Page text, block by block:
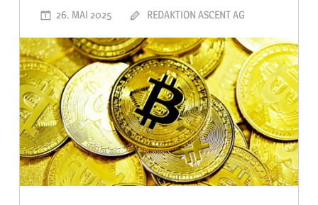
26. MAI 2025 REDAKTION ASCENT AG